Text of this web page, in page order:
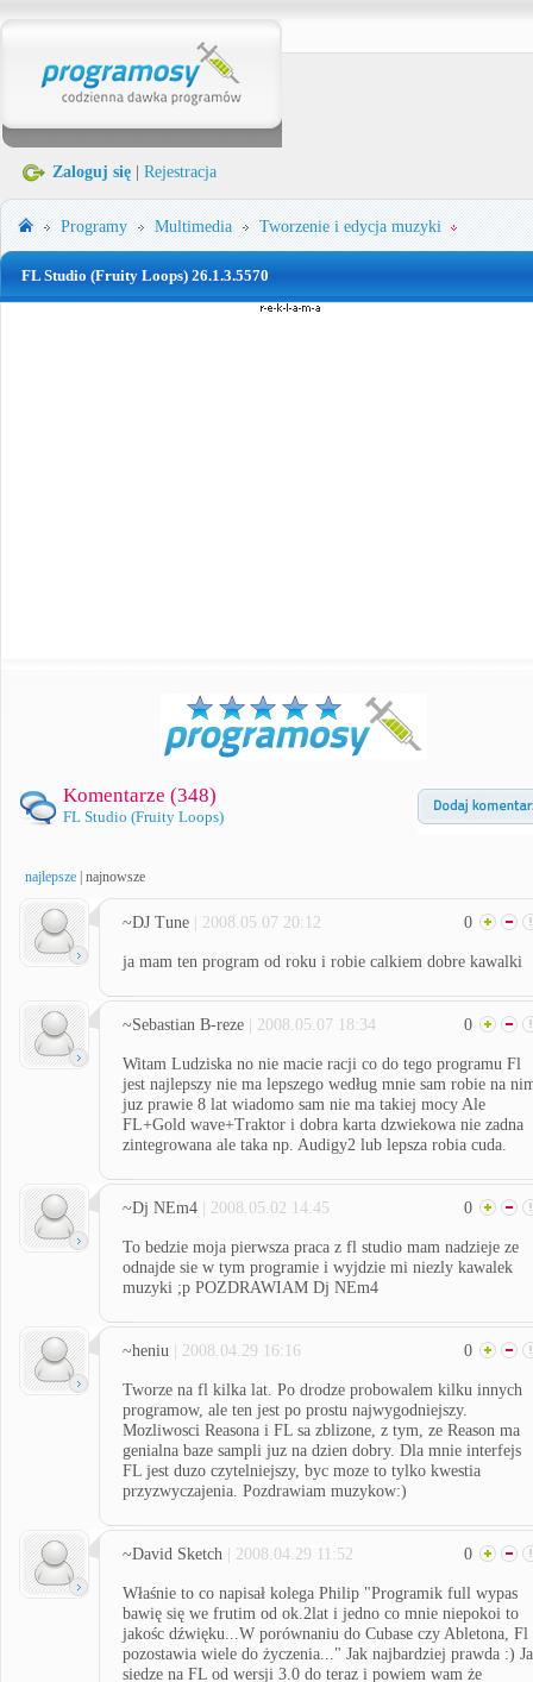
Zaloguj się Rejestracja
Programy Multimedia Tworzenie i edycja muzyki
FL Studio (Fruity Loops) 26.1.3.5570
Komentarze (348)
FL Studio (Fruity Loops)
najlepsze najnowsze
~DJ Tune | 2008.05.07 20:12 0
ja mam ten program od roku i robie calkiem dobre kawalki
~Sebastian B-reze | 2008.05.07 18:34 0
Witam Ludziska no nie macie racji co do tego programu Fl
jest najlepszy nie ma lepszego według mnie sam robie na
juz prawie 8 lat wiadomo sam nie ma takiej mocy Ale
FL+Gold wave+Traktor i dobra karta dzwiekowa nie zadna
zintegrowana ale taka np. Audigy2 lub lepsza robia cuda.
~Dj NEm4 | 2008.05.02 14:45 0
To bedzie moja pierwsza praca z fl studio mam nadzieje ze
odnajde sie w tym programie i wyjdzie mi niezly kawalek
muzyki ;p POZDRAWIAM Dj NEm4
~heniu | 2008.04.29 16:16 0
Tworze na fl kilka lat. Po drodze probowalem kilku innych
programow, ale ten jest po prostu najwygodniejszy.
Mozliwosci Reasona i FL sa zblizone, z tym, ze Reason ma
genialna baze sampli juz na dzien dobry. Dla mnie interfejs
FL jest duzo czytelniejszy, byc moze to tylko kwestia
przyzwyczajenia. Pozdrawiam muzykow:)
~David Sketch | 2008.04.29 11:52 0
Właśnie to co napisał kolega Philip "Programik full wypas
bawię się we frutim od ok.2lat i jedno co mnie niepokoi to
jakośc dźwięku...W porównaniu do Cubase czy Abletona, Fl
pozostawia wiele do życzenia..." Jak najbardziej prawda :) Ja
siedze na FL od wersji 3.0 do teraz i powiem wam że